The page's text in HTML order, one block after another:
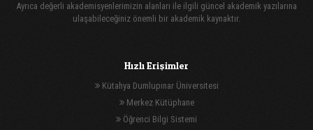
Ayrıca değerli akademisyenlerimizin alanları ile ilgili güncel akademik yazılarına
ulaşabileceğiniz önemli bir akademik kaynaktır.
Hızlı Erişimler
Kütahya Dumlupınar Üniversitesi
Merkez Kütüphane
Öğrenci Bilgi Sistemi